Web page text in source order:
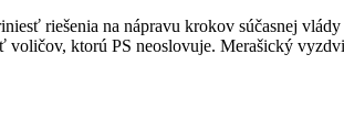
riešenia na nápravu krokov súčasnej
ktorú PS neoslovuje. Merašický